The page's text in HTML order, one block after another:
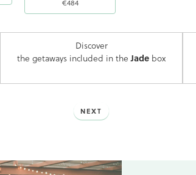
€484
Discover
the getaways included in theJade box
NEXT